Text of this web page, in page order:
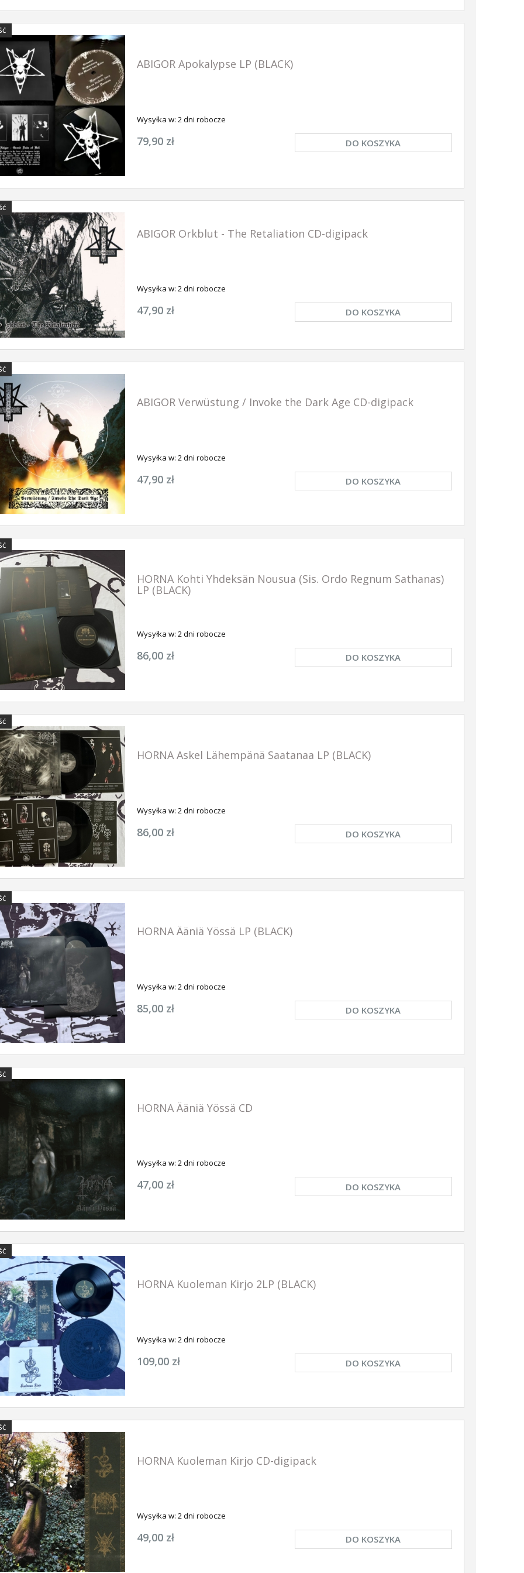
DO KOSZYKA
ABIGOR Apokalypse LP (BLACK)
Wysyłka w: 2 dni robocze
79,90 zł DO KOSZYKA
ABIGOR Orkblut - The Retaliation CD-digipack
Wysyłka w: 2 dni robocze
47,90 zł DO KOSZYKA
ABIGOR Verwüstung / Invoke the Dark Age CD-digipack
Wysyłka w: 2 dni robocze
47,90 zł DO KOSZYKA
HORNA Kohti Yhdeksän Nousua (Sis. Ordo Regnum Sathanas)
LP (BLACK)
Wysyłka w: 2 dni robocze
86,00 zł DO KOSZYKA
HORNA Askel Lähempänä Saatanaa LP (BLACK)
Wysyłka w: 2 dni robocze
86,00 zł DO KOSZYKA
HORNA Ääniä Yössä LP (BLACK)
Wysyłka w: 2 dni robocze
85,00 zł DO KOSZYKA
HORNA Ääniä Yössä CD
Wysyłka w: 2 dni robocze
47,00 zł DO KOSZYKA
HORNA Kuoleman Kirjo 2LP (BLACK)
Wysyłka w: 2 dni robocze
109,00 zł DO KOSZYKA
HORNA Kuoleman Kirjo CD-digipack
Wysyłka w: 2 dni robocze
49,00 zł DO KOSZYKA